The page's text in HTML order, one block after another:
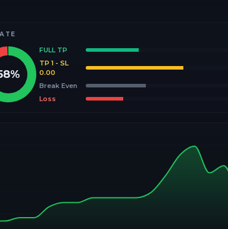
%
FULL TP
TP 1 - SL
0.00
Break Even
Loss